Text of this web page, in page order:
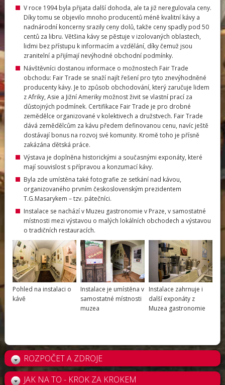
V roce 1994 byla přijata další dohoda, ale ta již neregulovala ceny.
Díky tomu se objevilo mnoho producentů méně kvalitní kávy a
nadnárodní koncerny srazily ceny dolů, takže ceny spadly pod 50
centů za libru. Většina kávy se pěstuje v izolovaných oblastech,
lidmi bez přístupu k informacím a vzdělání, díky čemuž jsou
zranitelní a přijímají nevýhodné obchodní podmínky.
Návštěvníci dostanou informace o možnostech Fair Trade
obchodu: Fair Trade se snaží najít řešení pro tyto znevýhodněné
producenty kávy. Je to způsob obchodování, který zaručuje lidem
z Afriky, Asie a Jižní Ameriky možnost živit se vlastní prací za
důstojných podmínek. Certifikace Fair Trade je pro drobné
zemědělce organizované v kolektivech a družstvech. Fair Trade
dává zemědělcům za kávu předem definovanou cenu, navíc ještě
dostávají bonus na rozvoj své komunity. Kromě toho je přísně
zakázána dětská práce.
Výstava je doplněna historickými a současnými exponáty, které
mají souvislost s přípravou a konzumací kávy.
Byla zde umístěna také fotografie ze setkání nad kávou,
organizovaného prvním československým prezidentem
T.G.Masarykem – tzv. pátečníci.
Instalace se nachází v Muzeu gastronomie v Praze, v samostatné
místnosti mezi výstavou o malých lokálních obchodech a výstavou
o tradičních restauracích.
Pohled na instalaci o
kávě
Instalace je umístěna v
samostatné místnosti
muzea
Instalace zahrnuje i
další exponáty z
Muzea gastronomie
ROZPOČET A ZDROJE
JAK NA TO - KROK ZA KROKEM